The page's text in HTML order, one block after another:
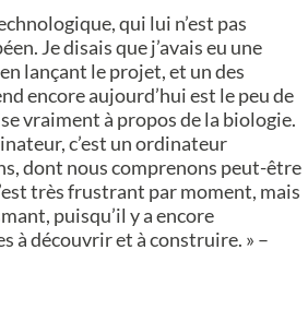
qui lui n’est pas
Je disais que j’avais eu une
lançant le projet, et un des
encore aujourd’hui est le peu de
vraiment à propos de la biologie.
c’est un ordinateur
dont nous comprenons peut-être
très frustrant par moment, mais
puisqu’il y a encore
à découvrir et à construire. » –